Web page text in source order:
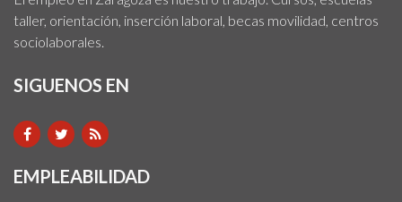
taller, orientación, inserción laboral, becas movilidad, centros
sociolaborales.
SIGUENOS EN
EMPLEABILIDAD